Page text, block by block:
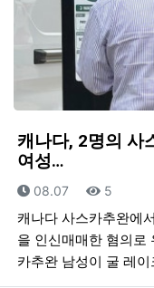
캐나다, 2명의 사
여성…
등록일
08.07 조회
5
캐나다 사스카추완에
을 인신매매한 혐의로
카추완 남성이 굴 레